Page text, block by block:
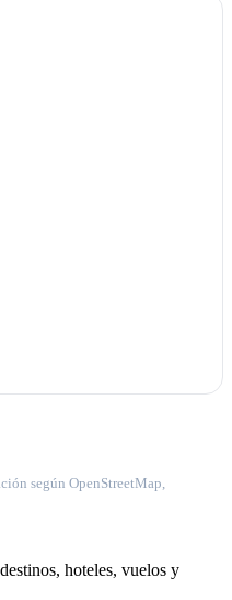
según OpenStreetMap,
hoteles, vuelos y